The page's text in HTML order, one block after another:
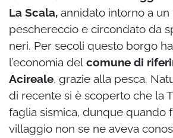
La Scala, annidato intorno a
peschereccio e circondato da
neri. Per secoli questo borgo
l’economia del comune di
Acireale, grazie alla pesca.
di recente si è scoperto che la
faglia sismica, dunque quando
villaggio non se ne aveva